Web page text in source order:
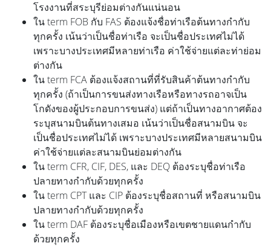
โรงงานที่สระบุรีย่อมต่างกันแน่นอน
ใน term FOB กับ FAS ต้องแจ้งชื่อท่าเรือต้นทางกำกับ
ทุกครั้ง เน้นว่าเป็นชื่อท่าเรือ จะเป็นชื่อประเทศไม่ได้
เพราะบางประเทศมีหลายท่าเรือ ค่าใช้จ่ายแต่ละท่าย่อม
ต่างกัน
ใน term FCA ต้องแจ้งสถานที่ที่รับสินค้าต้นทางกำกับ
ทุกครั้ง (ถ้าเป็นการขนส่งทางเรือหรือทางรถอาจเป็น
โกดังของผู้ประกอบการขนส่ง) แต่ถ้าเป็นทางอากาศต้อง
ระบุสนามบินต้นทางเสมอ เน้นว่าเป็นชื่อสนามบิน จะ
เป็นชื่อประเทศไม่ได้ เพราะบางประเทศมีหลายสนามบิน
ค่าใช้จ่ายแต่ละสนามบินย่อมต่างกัน
ใน term CFR, CIF, DES, และ DEQ ต้องระบุชื่อท่าเรือ
ปลายทางกำกับด้วยทุกครั้ง
ใน term CPT และ CIP ต้องระบุชื่อสถานที่ หรือสนามบิน
ปลายทางกำกับด้วยทุกครั้ง
ใน term DAF ต้องระบุชื่อเมืองหรือเขตชายแดนกำกับ
ด้วยทุกครั้ง